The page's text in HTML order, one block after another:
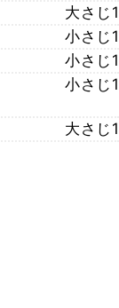
大さじ1
小さじ1
小さじ1
小さじ1
大さじ1